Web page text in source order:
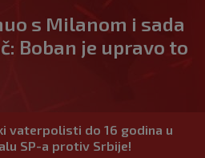
s Milanom i sada
Boban je upravo to
vaterpolisti do 16 godina u
SP-a protiv Srbije!